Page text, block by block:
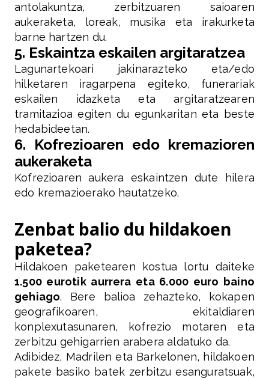
antolakuntza, zerbitzuaren saioaren
aukeraketa, loreak, musika eta irakurketa
barne hartzen du.
5. Eskaintza eskailen argitaratzea
Lagunartekoari jakinarazteko eta/edo
hilketaren iragarpena egiteko, funerariak
eskailen idazketa eta argitaratzearen
tramitazioa egiten du egunkaritan eta beste
hedabideetan.
6. Kofrezioaren edo kremazioren
aukeraketa
Kofrezioaren aukera eskaintzen dute hilera
edo kremazioerako hautatzeko.
Zenbat balio du hildakoen
paketea?
Hildakoen paketearen kostua lortu daiteke
1.500 eurotik aurrera eta 6.000 euro baino
gehiago. Bere balioa zehazteko, kokapen
geografikoaren, ekitaldiaren
konplexutasunaren, kofrezio motaren eta
zerbitzu gehigarrien arabera aldatuko da.
Adibidez, Madrilen eta Barkelonen, hildakoen
pakete basiko batek zerbitzu esanguratsuak,